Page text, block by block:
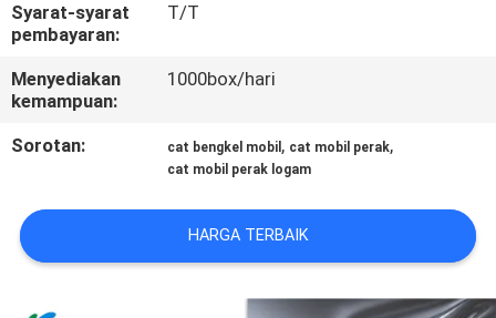
BERITA
QUOTE
REQUEST
SITEMAP
Syarat-syarat
pembayaran:
T/T
Menyediakan
kemampuan:
1000box/hari
Sorotan: cat bengkel mobil , cat mobil perak,
cat mobil perak logam
HARGA TERBAIK